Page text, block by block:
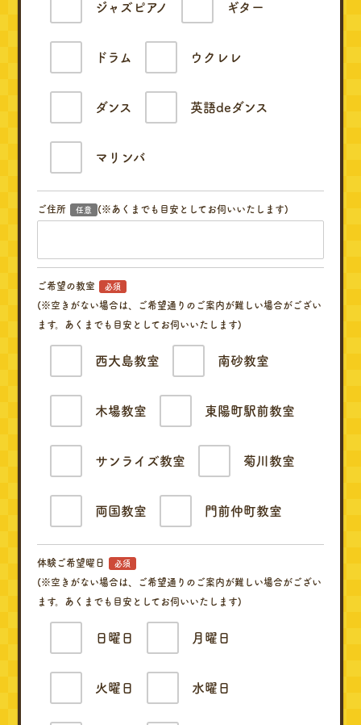
ジャズピアノ ギター
ドラム ウクレレ
ダンス 英語deダンス
マリンバ
ご住所 任意 (※あくまでも目安としてお伺いいたします)
ご希望の教室 必須
(※空きがない場合は、ご希望通りのご案内が難しい場合がござい
ます。あくまでも目安としてお伺いいたします)
西大島教室 南砂教室
木場教室 東陽町駅前教室
サンライズ教室 菊川教室
両国教室 門前仲町教室
体験ご希望曜日 必須
(※空きがない場合は、ご希望通りのご案内が難しい場合がござい
ます。あくまでも目安としてお伺いいたします)
日曜日 月曜日
火曜日 水曜日